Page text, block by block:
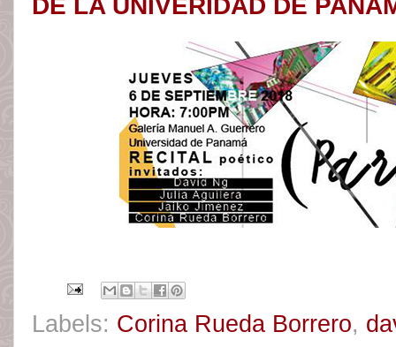
DE LA UNIVERIDAD DE
Labels: Corina Rueda Borrero,